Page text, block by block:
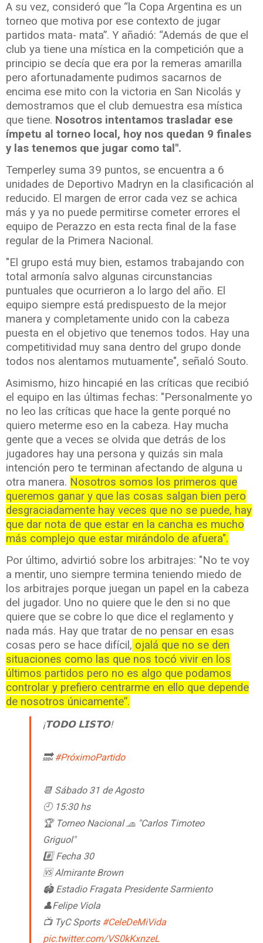
A su vez, consideró que “la Copa Argentina es un
torneo que motiva por ese contexto de jugar
partidos mata- mata”. Y añadió: “Además de que el
club ya tiene una mística en la competición que a
principio se decía que era por la remeras amarilla
pero afortunadamente pudimos sacarnos de
encima ese mito con la victoria en San Nicolás y
demostramos que el club demuestra esa mística
que tiene. Nosotros intentamos trasladar ese
ímpetu al torneo local, hoy nos quedan 9 finales
y las tenemos que jugar como tal".
Temperley suma 39 puntos, se encuentra a 6
unidades de Deportivo Madryn en la clasificación al
reducido. El margen de error cada vez se achica
más y ya no puede permitirse cometer errores el
equipo de Perazzo en esta recta final de la fase
regular de la Primera Nacional.
"El grupo está muy bien, estamos trabajando con
total armonía salvo algunas circunstancias
puntuales que ocurrieron a lo largo del año. El
equipo siempre está predispuesto de la mejor
manera y completamente unido con la cabeza
puesta en el objetivo que tenemos todos. Hay una
competitividad muy sana dentro del grupo donde
todos nos alentamos mutuamente", señaló Souto.
Asimismo, hizo hincapié en las críticas que recibió
el equipo en las últimas fechas: "Personalmente yo
no leo las críticas que hace la gente porqué no
quiero meterme eso en la cabeza. Hay mucha
gente que a veces se olvida que detrás de los
jugadores hay una persona y quizás sin mala
intención pero te terminan afectando de alguna u
otra manera. Nosotros somos los primeros que
queremos ganar y que las cosas salgan bien pero
desgraciadamente hay veces que no se puede, hay
que dar nota de que estar en la cancha es mucho
más complejo que estar mirándolo de afuera".
Por último, advirtió sobre los arbitrajes: "No te voy
a mentir, uno siempre termina teniendo miedo de
los arbitrajes porque juegan un papel en la cabeza
del jugador. Uno no quiere que le den si no que
quiere que se cobre lo que dice el reglamento y
nada más. Hay que tratar de no pensar en esas
cosas pero se hace difícil, ojalá que no se den
situaciones como las que nos tocó vivir en los
últimos partidos pero no es algo que podamos
controlar y prefiero centrarme en ello que depende
de nosotros únicamente”.
¡𝗧𝗢𝗗𝗢 𝗟𝗜𝗦𝗧𝗢!
🔜#PróximoPartido
📆 Sábado 31 de Agosto
🕘 15:30 hs
🏆 Torneo Nacional 🧢 "Carlos Timoteo
Griguol"
#️⃣ Fecha 30
🆚 Almirante Brown
🏟 Estadio Fragata Presidente Sarmiento
👤Felipe Viola
📺 TyC Sports #CeleDeMiVida
pic.twitter.com/VS0kKxnzeL